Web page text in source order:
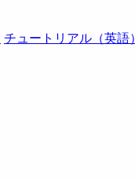
チュートリアル（英語）